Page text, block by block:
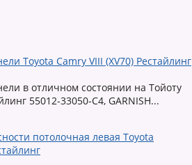
Toyota Camry VIII (XV70) Рестайлинг
в отличном состоянии на Тойоту
55012-33050-C4, GARNISH...